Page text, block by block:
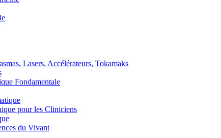
Lasers, Accélérateurs, Tokamaks
Fondamentale
pour les Cliniciens
du Vivant